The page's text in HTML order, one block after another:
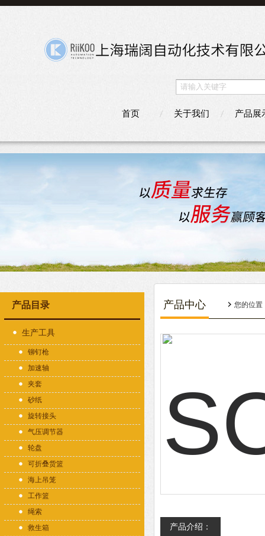
首页 关于我们 产品展
产品目录
生产工具
铆钉枪
加速轴
夹套
砂纸
旋转接头
气压调节器
轮盘
可折叠货篮
海上吊笼
工作篮
绳索
救生箱
产品中心 您的位置
产品介绍：